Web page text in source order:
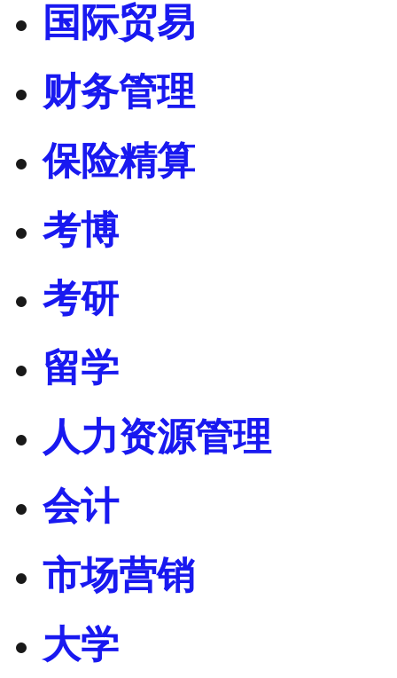
国际贸易
财务管理
保险精算
考博
考研
留学
人力资源管理
会计
市场营销
大学